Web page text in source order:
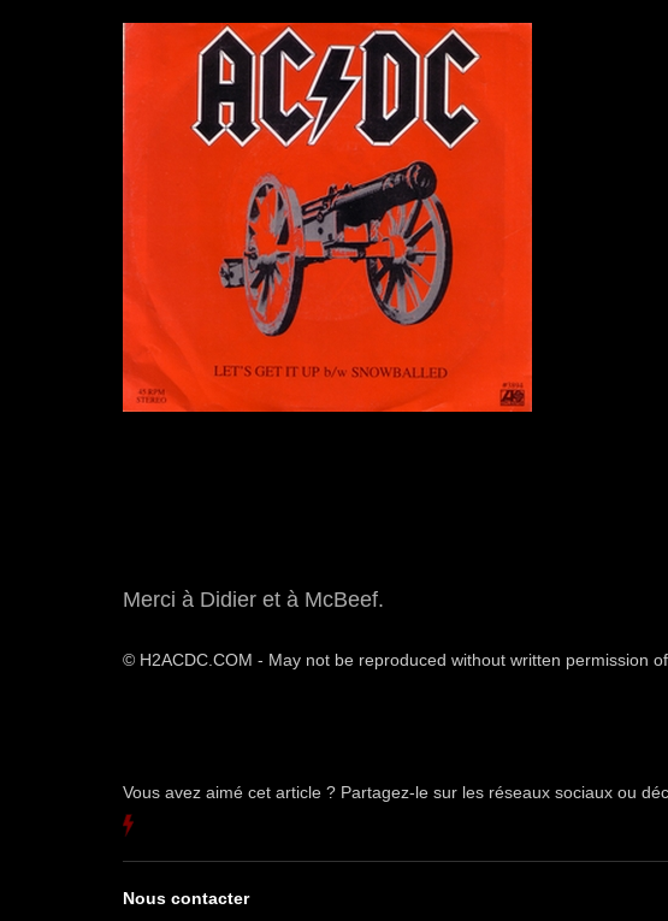
Merci à Didier et à McBeef.
© H2ACDC.COM - May not be reproduced without written permission
Vous avez aimé cet article ? Partagez-le sur les réseaux sociaux ou
Nous contacter